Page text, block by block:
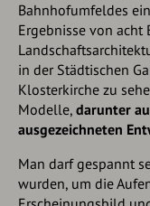
Bahnhofumfeldes
Ergebnisse von
in der Städtischen
Klosterkirche zu
Modelle, darunter
ausgezeichneten
Man darf gespannt
wurden, um die